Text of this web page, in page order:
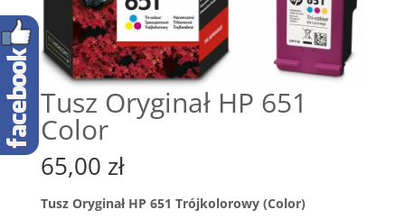
Tusz Oryginał HP 651
Color
65,00 zł
Tusz Oryginał HP 651 Trójkolorowy (Color)